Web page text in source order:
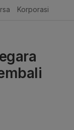
Korporasi